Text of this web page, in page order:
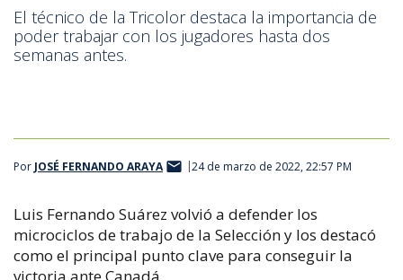
El técnico de la Tricolor destaca la importancia de
poder trabajar con los jugadores hasta dos
semanas antes.
Por JOSÉ FERNANDO ARAYA 24 de marzo de 2022, 22:57 PM
Luis Fernando Suárez volvió a defender los
microciclos de trabajo de la Selección y los destacó
como el principal punto clave para conseguir la